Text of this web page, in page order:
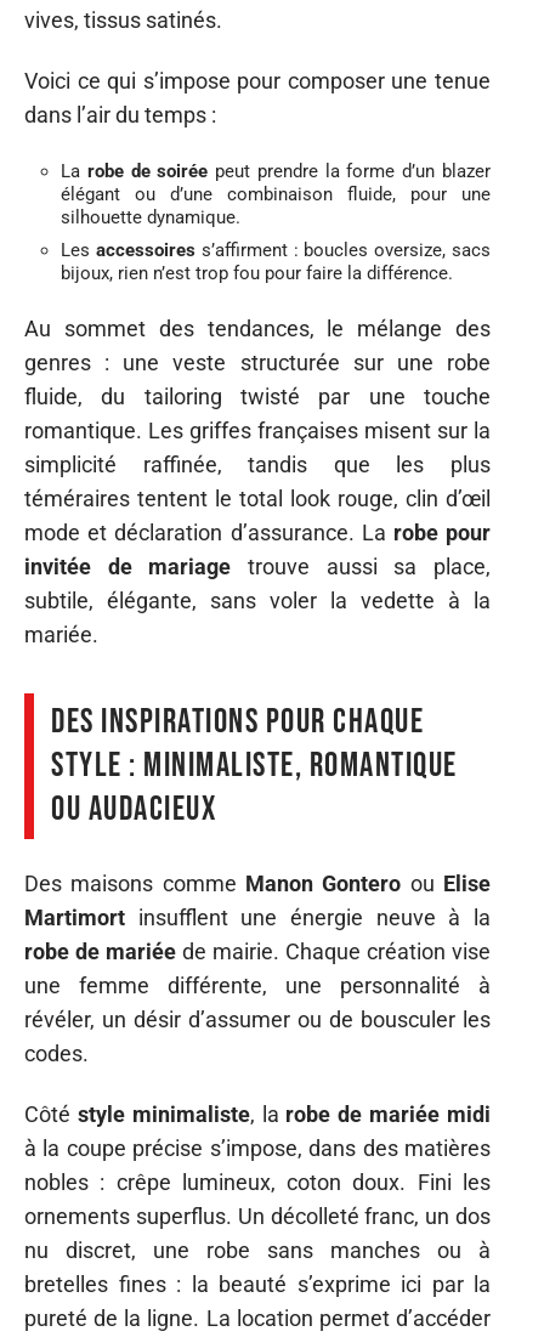
vives, tissus satinés.
Voici ce qui s’impose pour composer une tenue
dans l’air du temps :
La robe de soirée peut prendre la forme d’un blazer
élégant ou d’une combinaison fluide, pour une
silhouette dynamique.
Les accessoires s’affirment : boucles oversize, sacs
bijoux, rien n’est trop fou pour faire la différence.
Au sommet des tendances, le mélange des
genres : une veste structurée sur une robe
fluide, du tailoring twisté par une touche
romantique. Les griffes françaises misent sur la
simplicité raffinée, tandis que les plus
téméraires tentent le total look rouge, clin d’œil
mode et déclaration d’assurance. La robe pour
invitée de mariage trouve aussi sa place,
subtile, élégante, sans voler la vedette à la
mariée.
Des inspirations pour chaque
style : minimaliste, romantique
ou audacieux
Des maisons comme Manon Gontero ou Elise
Martimort insufflent une énergie neuve à la
robe de mariée de mairie. Chaque création vise
une femme différente, une personnalité à
révéler, un désir d’assumer ou de bousculer les
codes.
Côté style minimaliste, la robe de mariée midi
à la coupe précise s’impose, dans des matières
nobles : crêpe lumineux, coton doux. Fini les
ornements superflus. Un décolleté franc, un dos
nu discret, une robe sans manches ou à
bretelles fines : la beauté s’exprime ici par la
pureté de la ligne. La location permet d’accéder